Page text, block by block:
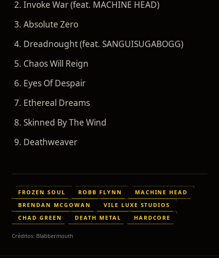
Invoke War (feat. MACHINE HEAD)
Absolute Zero
Dreadnought (feat. SANGUISUGABOGG)
Chaos Will Reign
Eyes Of Despair
Ethereal Dreams
Skinned By The Wind
Deathweaver
FROZEN SOUL ROBB FLYNN
MACHINE HEAD
BRENDAN MCGOWAN
VILE LUXE STUDIOS
CHAD GREEN
DEATH METAL HARDCORE
Créditos: Blabbermouth